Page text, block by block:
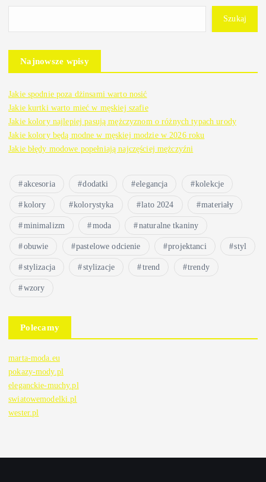
Szukaj
Najnowsze wpisy
Jakie spodnie poza dżinsami warto nosić
Jakie kurtki warto mieć w męskiej szafie
Jakie kolory najlepiej pasują mężczyznom o różnych typach urody
Jakie kolory będą modne w męskiej modzie w 2026 roku
Jakie błędy modowe popełniają najczęściej mężczyźni
akcesoria dodatki elegancja kolekcje
kolory kolorystyka lato 2024 materiały
minimalizm moda naturalne tkaniny
obuwie pastelowe odcienie projektanci styl
stylizacja stylizacje trend trendy
wzory
Polecamy
marta-moda.eu
pokazy-mody.pl
eleganckie-muchy.pl
swiatowemodelki.pl
wester.pl